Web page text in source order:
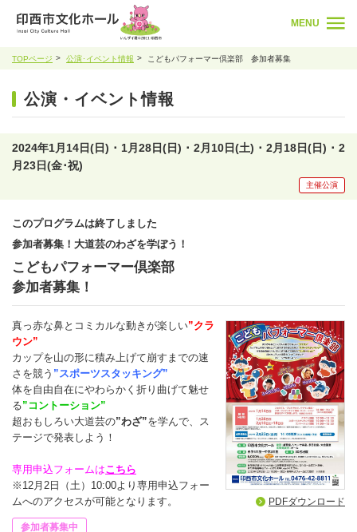
MENU
TOPページ 公演･イベント情報 こどもパフォーマー倶楽部 参加者募集
公演・イベント情報
2024年1月14日(日) ･ 1月28日(日) ･ 2月10日(土) ･ 2月18日(日) ･ 2
月23日(金･祝)
主催公演
このプログラムは終了しました
参加者募集！大道芸のわざを学ぼう！
こどもパフォーマー倶楽部
参加者募集！
真っ赤な鼻とコミカルな動きが楽しい”クラ
ウン”
カップを山の形に積み上げて崩すまでの速
さを競う ”スポーツスタッキング”
体を自由自在にやわらかく折り曲げて魅せ
る”コントーション”
超おもしろい大道芸の”わざ”を学んで、ス
テージで発表しよう！
専用申込フォームはこちら
※12月2日（土）10:00より専用申込フォー
ムへのアクセスが可能となります。
参加者募集中
PDFダウンロード